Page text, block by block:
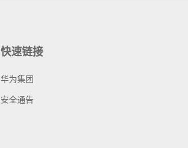
快速链接
华为集团
安全通告